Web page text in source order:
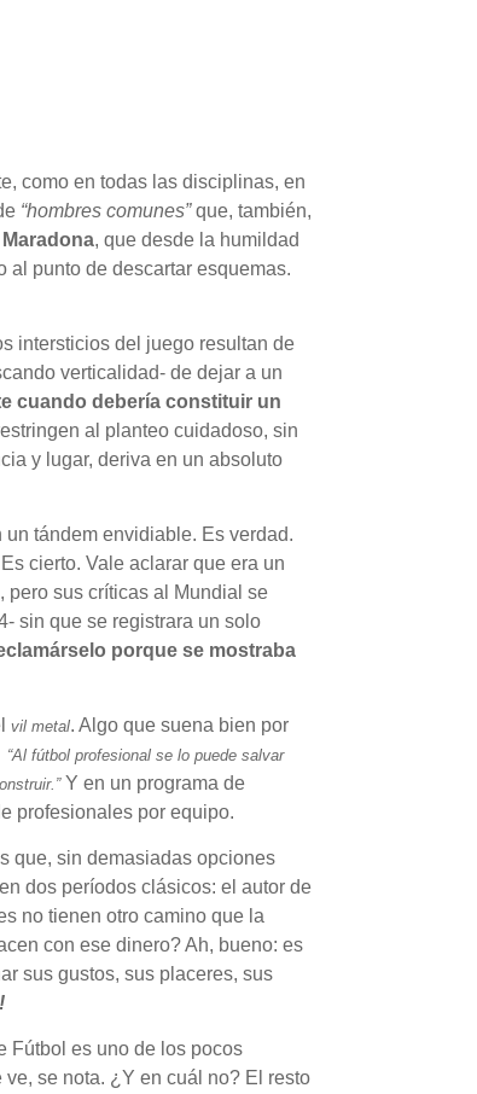
como en todas las disciplinas, en
“hombres comunes”que, también,
, que desde la humildad
al punto de descartar esquemas.
intersticios del juego resultan de
verticalidad- de dejar a un
cuando debería constituir un
al planteo cuidadoso, sin
y lugar, deriva en un absoluto
tándem envidiable. Es verdad.
cierto. Vale aclarar que era un
pero sus críticas al Mundial se
sin que se registrara un solo
porque se mostraba
vil metal. Algo que suena bien por
“Al fútbol profesional se lo puede salvar
Y en un programa de
profesionales por equipo.
que, sin demasiadas opciones
dos períodos clásicos: el autor de
no tienen otro camino que la
con ese dinero? Ah, bueno: es
sus gustos, sus placeres, sus
Fútbol es uno de los pocos
se nota. ¿Y en cuál no? El resto